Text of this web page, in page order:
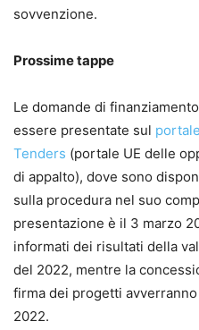
sovvenzione.
Prossime tappe
Le domande di
essere presentate sul
Tenders (portale UE delle
di appalto), dove sono
sulla procedura nel suo
presentazione è il 3 marzo
informati dei risultati della
del 2022, mentre la
firma dei progetti
2022.